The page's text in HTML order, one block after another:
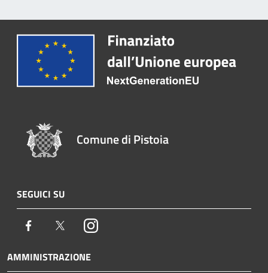
Comune di Pistoia
SEGUICI SU
Facebook TwitterInstagram
AMMINISTRAZIONE